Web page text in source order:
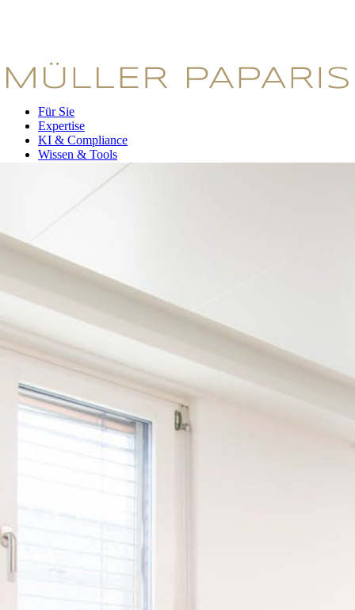
Für Sie
Expertise
KI & Compliance
Wissen & Tools
Für Sie
Wissen & Tools
Kanzlei
Suchen Erstgespräch buchen